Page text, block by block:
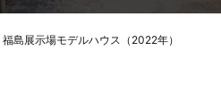
島展示場モデルハウス（2022年）